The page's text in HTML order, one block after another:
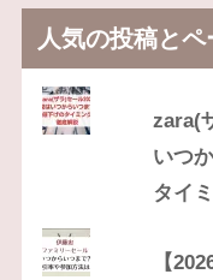
人気の投稿とペ
zara(
いつ
タイ
【